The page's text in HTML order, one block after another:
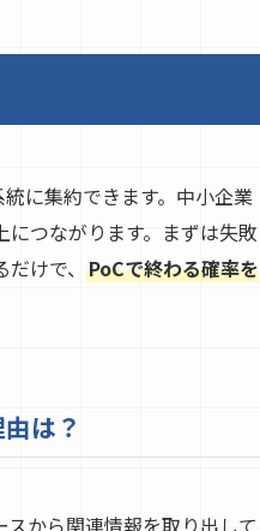
に集約できます。中小企業
つながります。まずは失敗
けで、 PoCで終わる確率を
は？